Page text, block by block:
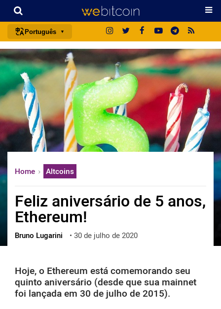
Português
português (BR)
english
español
français
italiano
deutsch
日本語
русский
العربية
ไทย
ქართული
vietnamese
Home Altcoins
Feliz aniversário de 5 anos,
Ethereum!
Bruno Lugarini • 30 de julho de 2020
Hoje, o Ethereum está comemorando seu
quinto aniversário (desde que sua mainnet
foi lançada em 30 de julho de 2015).